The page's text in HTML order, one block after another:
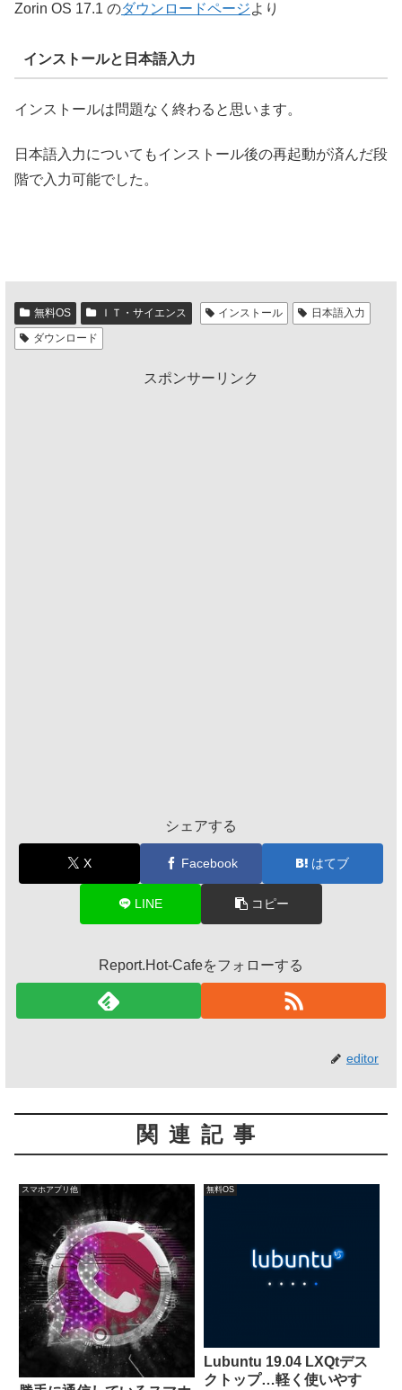
Zorin OS 17.1 のダウンロードページより
インストールと日本語入力
インストールは問題なく終わると思います。
日本語入力についてもインストール後の再起動が済んだ段
階で入力可能でした。
無料OS ＩＴ・サイエンス インストール
日本語入力
ダウンロード
スポンサーリンク
シェアする
X Facebook はてブ
LINE コピー
Report.Hot-Cafeをフォローする
editor
関連記事
スマホアプリ他 無料OS
Lubuntu 19.04 LXQtデス
クトップ…軽く使いやす